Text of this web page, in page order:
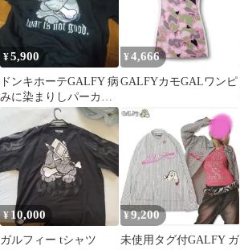
¥5,900
ドンキホーテGALFY‬ 病
みに染まりしパーカー
ブラック 中型犬 7分袖
¥ 4,666
GALFYカモGALワンピ
¥10,000
ガルフィー tシャツ
¥ 9,200
未使用タグ付GALFY ガ